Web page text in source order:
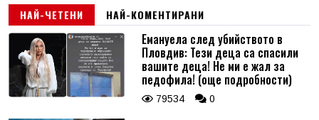
НАЙ-ЧЕТЕНИ НАЙ-КОМЕНТИРАНИ
Емануела след убийството в
Пловдив: Тези деца са спасили
вашите деца! Не ми е жал за
педофила! (още подробности)
79534 0